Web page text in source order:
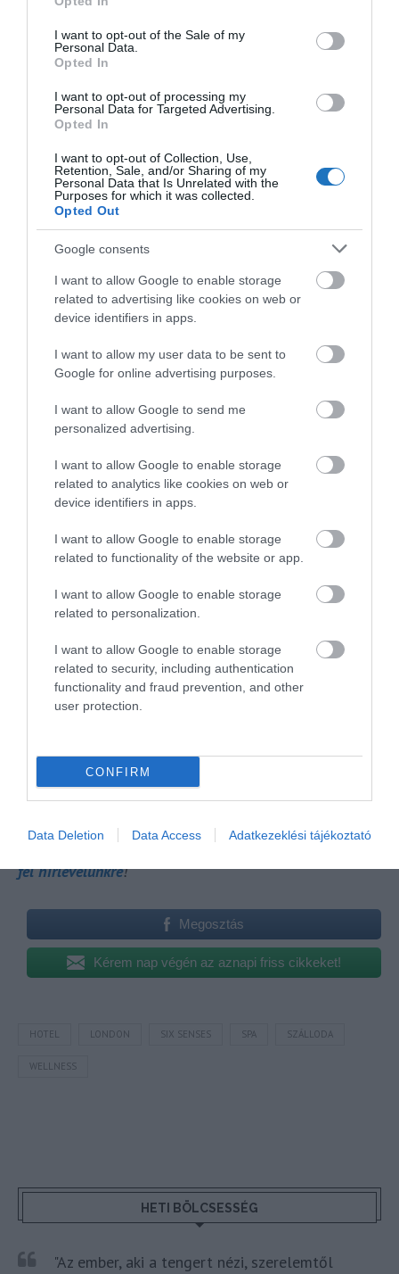
use your data for below specified purposes in below Google
consent section.
I want to opt-out of the Sale of my
Personal Data.
Opted In
I want to opt-out of processing my
Personal Data for Targeted Advertising.
Opted In
I want to opt-out of Collection, Use,
Retention, Sale, and/or Sharing of my
Personal Data that Is Unrelated with the
Purposes for which it was collected.
Opted Out
Google consents
I want to allow Google to enable storage
related to advertising like cookies on web or
device identifiers in apps.
I want to allow my user data to be sent to
Google for online advertising purposes.
I want to allow Google to send me
personalized advertising.
I want to allow Google to enable storage
related to analytics like cookies on web or
device identifiers in apps.
I want to allow Google to enable storage
related to functionality of the website or app.
I want to allow Google to enable storage
related to personalization.
I want to allow Google to enable storage
related to security, including authentication
functionality and fraud prevention, and other
user protection.
CONFIRM
Data Deletion Data Access Adatkezeklési tájékoztató
A 22 méteres úszómedence és a hidrotermál
élményzóna magnéziumos medencével, gőzfürdővel
és finn szaunával várja a vendégeket. Az újonnan
bevezetett Recovery Lounge különleges kezelései a
test és az idegrendszer regenerációját szolgálják. Itt
vibroakusztikus ágy, kompressziós csizma és vibrációs
görgő segíti a feltöltődést.
A spa további élményei között hamam, infravörös
szauna, lebegőkapszula, vörösfény-terápia és
kriokamra is szerepel. A relaxációs teret Louie
Schwartzberg látványos vetítései gazdagítják, a
szezonális brit gyógynövényekből kevert elixírek
készülnek.
Fotók: sixsenses.com
A turizmus világának inspiráló híreiért
, kövess és
iratkozz
fel hírlevelünkre!
Megosztás
Kérem nap végén az aznapi friss cikkeket!
HOTEL LONDON SIX SENSES SPA SZÁLLODA
WELLNESS
HETI BÖLCSESSÉG
"Az ember, aki a tengert nézi, szerelemtől